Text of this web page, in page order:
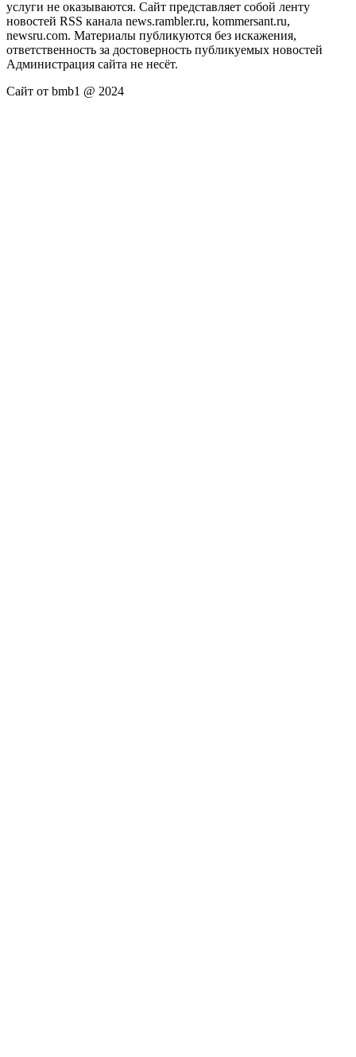
услуги не оказываются. Сайт представляет собой ленту
новостей RSS канала news.rambler.ru, kommersant.ru,
newsru.com. Материалы публикуются без искажения,
ответственность за достоверность публикуемых новостей
Администрация сайта не несёт.
Сайт от bmb1 @ 2024